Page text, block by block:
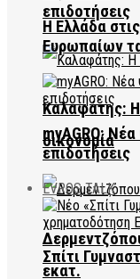
επιδοτήσεις
Καλαφάτης:
οικονομία
εκατ.
Η Ελλάδα
Ευρωπαίων
myAGRO:
επιδοτήσεις
EVROS TALK
Σπίτι